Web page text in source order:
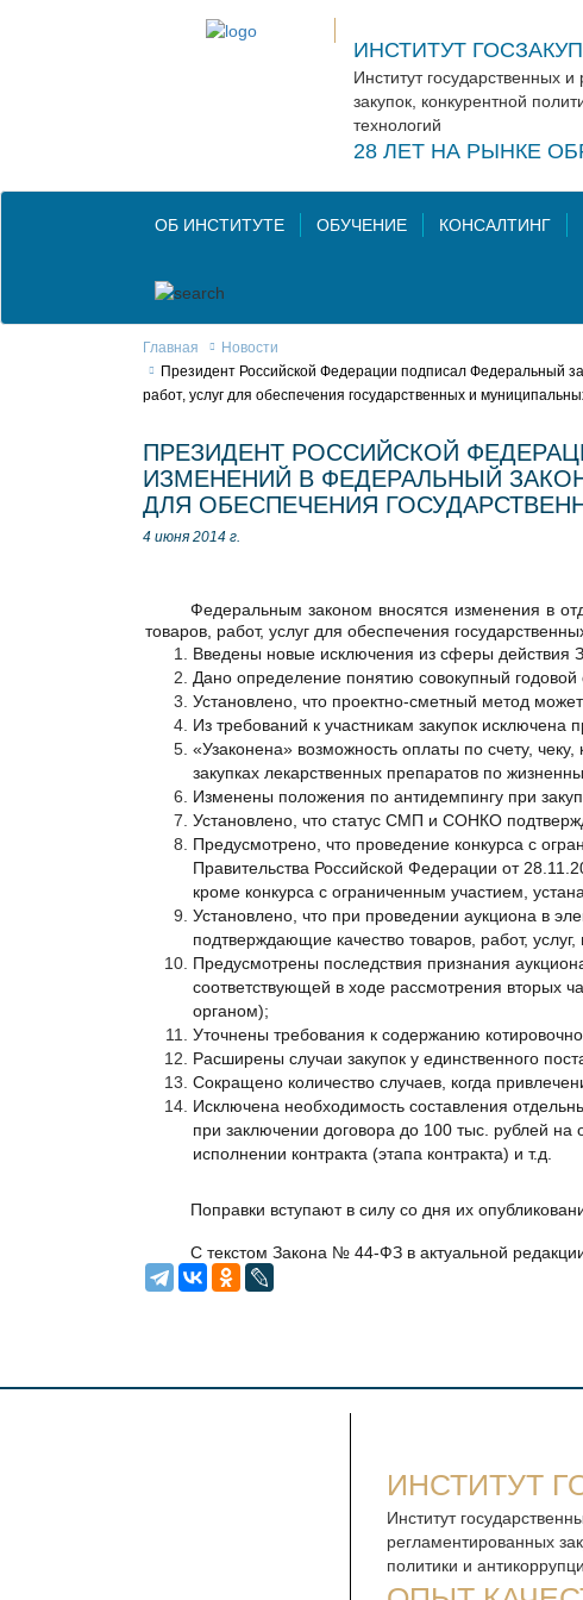
ИНСТИТУТ
Институт государственных
закупок, конкурентной
технологий
28 ЛЕТ НА РЫНКЕ
ОБ ИНСТИТУТЕ ОБУЧЕНИЕ КОНСАЛТИНГ
Главная
Новости
Президент Российской Федерации подписал Федеральный
работ, услуг для обеспечения государственных и
ПРЕЗИДЕНТ РОССИЙСКОЙ
ИЗМЕНЕНИЙ В ФЕДЕРАЛЬНЫЙ
ДЛЯ ОБЕСПЕЧЕНИЯ
4 июня 2014 г.
Федеральным законом вносятся изменения в
товаров, работ, услуг для обеспечения
Введены новые исключения из сферы действия
Дано определение понятию совокупный годовой
Установлено, что проектно-сметный метод
Из требований к участникам закупок исключена
«Узаконена» возможность оплаты по счету,
закупках лекарственных препаратов по
Изменены положения по антидемпингу при
Установлено, что статус СМП и СОНКО
Предусмотрено, что проведение конкурса с
Правительства Российской Федерации от
кроме конкурса с ограниченным участием,
Установлено, что при проведении аукциона в
подтверждающие качество товаров, работ,
Предусмотрены последствия признания
соответствующей в ходе рассмотрения вторых
органом);
Уточнены требования к содержанию
Расширены случаи закупок у единственного
Сокращено количество случаев, когда
Исключена необходимость составления
при заключении договора до 100 тыс. рублей на
исполнении контракта (этапа контракта) и т.д.
Поправки вступают в силу со дня их
С текстом Закона № 44-ФЗ в актуальной
ИНСТИТУТ
Институт
регламентированных
политики и